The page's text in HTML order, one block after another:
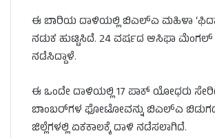
ಈ ಬಾರಿಯ ದಾಳಿಯಲ್ಲಿ ಬಿಎಲ್‌ಎ ಮಹಿಳಾ
ನಡುಕ ಹುಟ್ಟಿಸಿದೆ. 24 ವರ್ಷದ ಆಸಿಫಾ
ನಡೆಸಿದ್ದಾಳೆ.
ಈ ಒಂದೇ ದಾಳಿಯಲ್ಲಿ 17 ಪಾಕ್ ಯೋಧರು
ಬಾಂಬರ್‌ಗಳ ಫೋಟೋವನ್ನು ಬಿಎಲ್‌ಎ ಬಿಡುಗಡೆ
ಜಿಲ್ಲೆಗಳಲ್ಲಿ ಏಕಕಾಲಕ್ಕೆ ದಾಳಿ ನಡೆಸಲಾಗಿದೆ.